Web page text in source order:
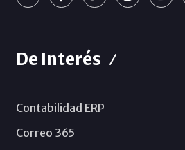
De Interés
Contabilidad ERP
Correo 365